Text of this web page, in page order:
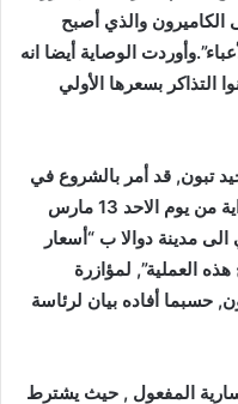
والذي أصبح
الأعباء”.وأوردت الوصاية أيضا انه
التذاكر بسعرها الأولي
تبون, قد أمر بالشروع في
عملية بيع تذاكر الرحلات المخصصة, بداية من يوم الاحد 13 مارس
الى مدينة دوالا ب “أسعار
العملية”, لمؤازرة
حسبما أفاده بيان لرئاسة
المفعول , حيث يشترط